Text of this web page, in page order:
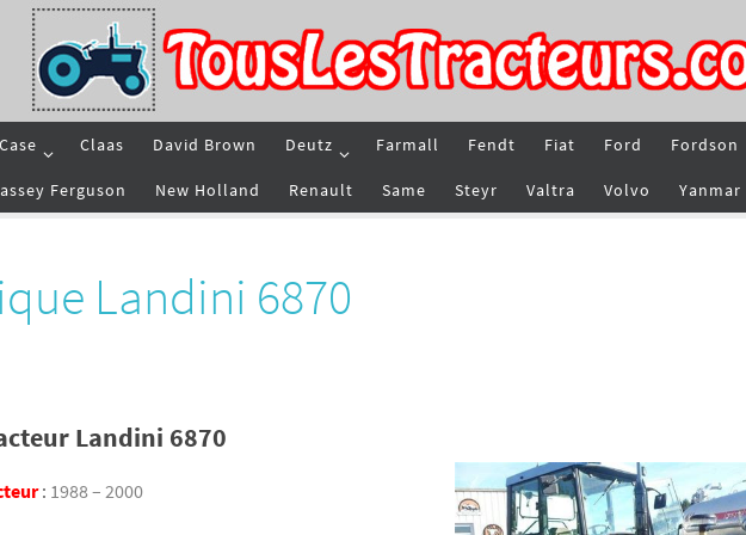
Case Claas David Brown Deutz Farmall Fendt Fiat Ford Fordson
Ferguson New Holland Renault Same Steyr Valtra Volvo Yanmar
Landini 6870
Landini 6870
: 1988 – 2000